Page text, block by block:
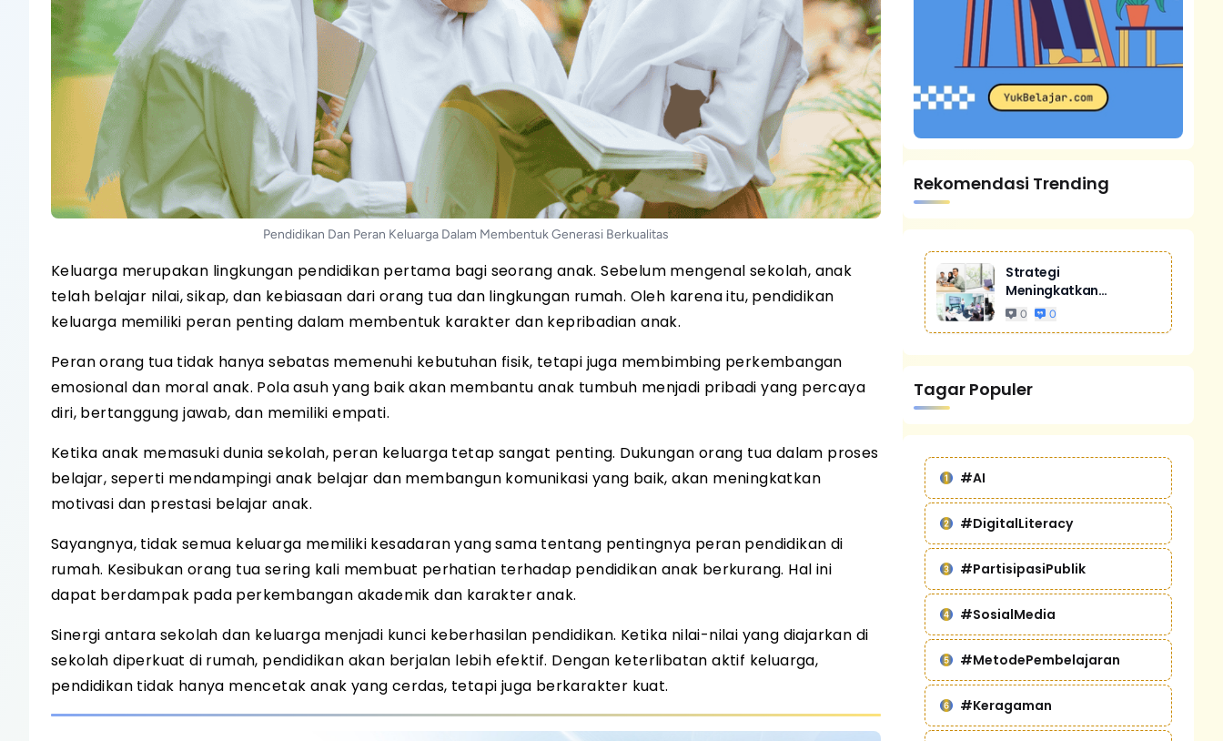
Pendidikan Dan Peran Keluarga Dalam Membentuk Generasi Berkualitas
Keluarga merupakan lingkungan pendidikan pertama bagi seorang anak. Sebelum mengenal sekolah, anak
telah belajar nilai, sikap, dan kebiasaan dari orang tua dan lingkungan rumah. Oleh karena itu, pendidikan
keluarga memiliki peran penting dalam membentuk karakter dan kepribadian anak.
Peran orang tua tidak hanya sebatas memenuhi kebutuhan fisik, tetapi juga membimbing perkembangan
emosional dan moral anak. Pola asuh yang baik akan membantu anak tumbuh menjadi pribadi yang percaya
diri, bertanggung jawab, dan memiliki empati.
Ketika anak memasuki dunia sekolah, peran keluarga tetap sangat penting. Dukungan orang tua dalam proses
belajar, seperti mendampingi anak belajar dan membangun komunikasi yang baik, akan meningkatkan
motivasi dan prestasi belajar anak.
Sayangnya, tidak semua keluarga memiliki kesadaran yang sama tentang pentingnya peran pendidikan di
rumah. Kesibukan orang tua sering kali membuat perhatian terhadap pendidikan anak berkurang. Hal ini
dapat berdampak pada perkembangan akademik dan karakter anak.
Sinergi antara sekolah dan keluarga menjadi kunci keberhasilan pendidikan. Ketika nilai-nilai yang diajarkan di
sekolah diperkuat di rumah, pendidikan akan berjalan lebih efektif. Dengan keterlibatan aktif keluarga,
pendidikan tidak hanya mencetak anak yang cerdas, tetapi juga berkarakter kuat.
Rekomendasi Trending
Strategi
Meningkatkan
Penjualan Melalui
0 0
Tagar Populer
#AI
#DigitalLiteracy
#PartisipasiPublik
#SosialMedia
#MetodePembelajaran
#Keragaman